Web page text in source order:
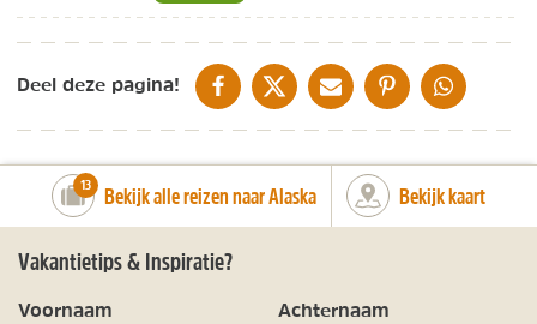
Deel deze pagina! DELEN OP FACEBOOK
DELEN OP XDELEN VIA DE MAIL
DELEN OP PINTEREST
DELEN OP
number_of_trips:
13 Bekijk alle reizen naar Alaska Bekijk kaart
Vakantietips & Inspiratie?
Voornaam Achternaam